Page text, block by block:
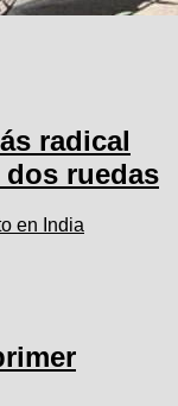
radical
ruedas